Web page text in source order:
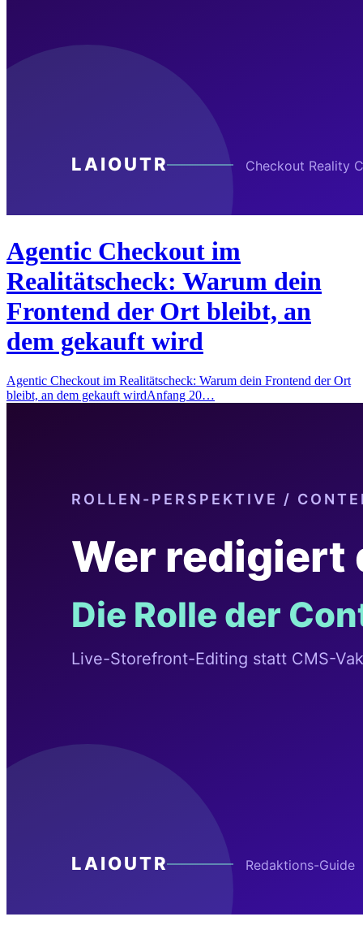
Agentic Checkout im
Realitätscheck: Warum dein
Frontend der Ort bleibt, an
dem gekauft wird
Agentic Checkout im Realitätscheck: Warum dein Frontend der Ort
bleibt, an dem gekauft wirdAnfang 20…